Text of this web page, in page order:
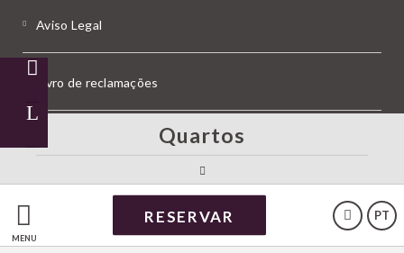
MENU
PT
RESERVAR
Quartos
Aviso Legal
Livro de reclamações
Powered by Keytel